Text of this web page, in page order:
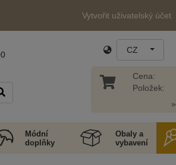
Vytvořit uživatelský účet
CZ
Cena:
Položek:
Módní
doplňky
Obaly a
vybavení